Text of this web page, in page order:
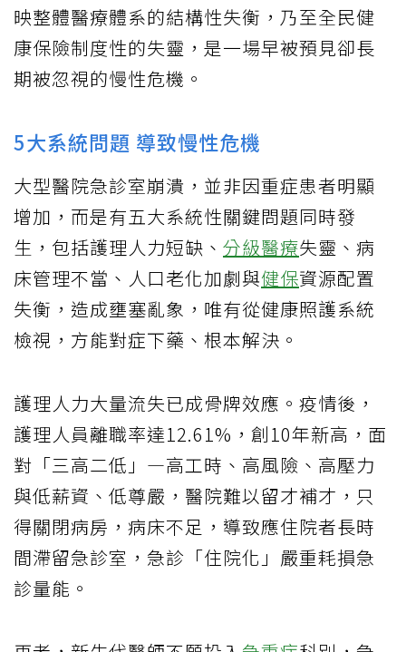
映整體醫療體系的結構性失衡，乃至全民健
康保險制度性的失靈，是一場早被預見卻長
期被忽視的慢性危機。
5大系統問題 導致慢性危機
大型醫院急診室崩潰，並非因重症患者明顯
增加，而是有五大系統性關鍵問題同時發
生，包括護理人力短缺、 分級醫療失靈、病
床管理不當、人口老化加劇與健保資源配置
失衡，造成壅塞亂象，唯有從健康照護系統
檢視，方能對症下藥、根本解決。
護理人力大量流失已成骨牌效應。疫情後，
護理人員離職率達12.61%，創10年新高，面
對「三高二低」—高工時、高風險、高壓力
與低薪資、低尊嚴，醫院難以留才補才，只
得關閉病房，病床不足，導致應住院者長時
間滯留急診室，急診「住院化」嚴重耗損急
診量能。